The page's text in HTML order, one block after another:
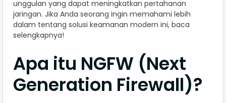
unggulan yang dapat meningkatkan pertahanan
jaringan. Jika Anda seorang ingin memahami lebih
dalam tentang solusi keamanan modern ini, baca
selengkapnya!
Apa itu NGFW (Next
Generation Firewall)?